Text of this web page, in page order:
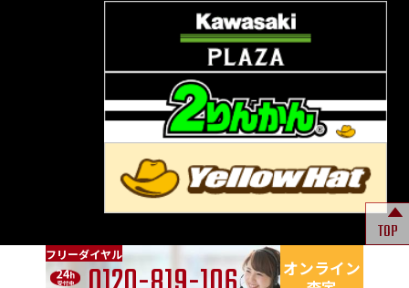
フリーダイヤル
オンライン
福岡
長崎
TOP